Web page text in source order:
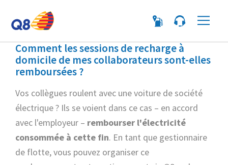
Comment les sessions de recharge à
domicile de mes collaborateurs sont-elles
remboursées ?
Vos collègues roulent avec une voiture de société
électrique ? Ils se voient dans ce cas – en accord
avec l'employeur – rembourser l'électricité
consommée à cette fin. En tant que gestionnaire
de flotte, vous pouvez organiser ce